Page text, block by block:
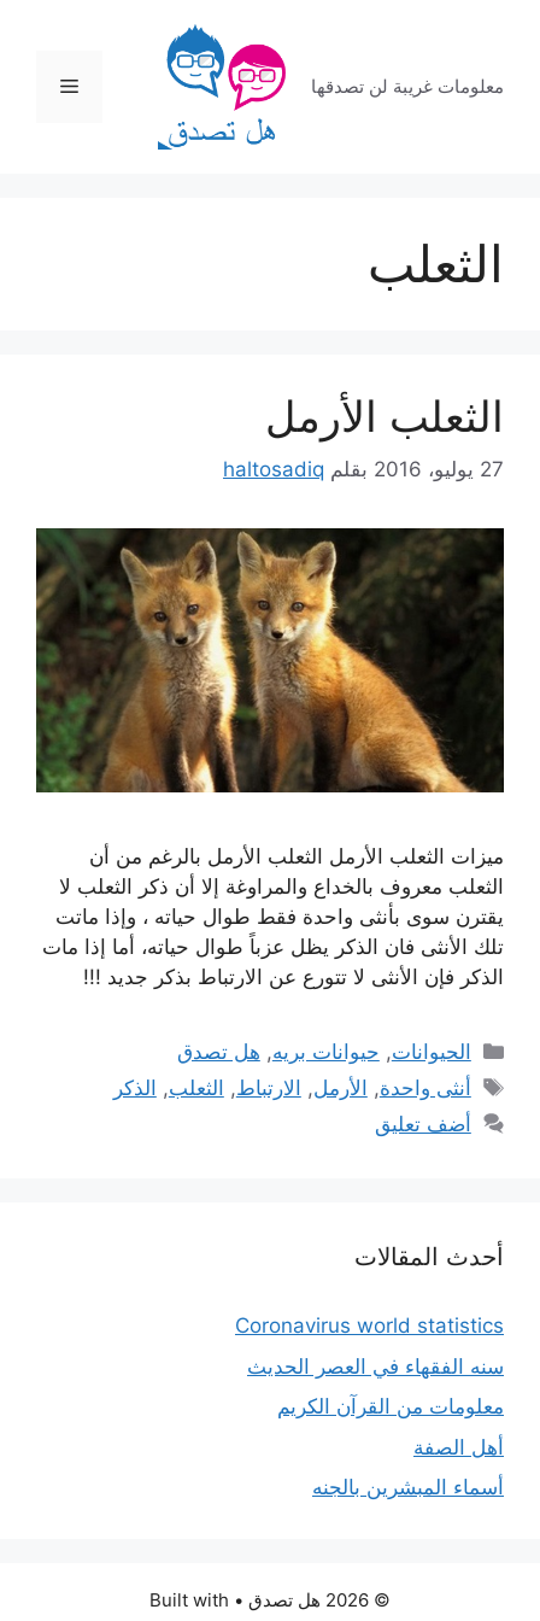
المحتوى
معلومات غريبة لن تصدقها القائمة
الثعلب
الثعلب الأرمل
27 يوليو، 2016 بقلم haltosadiq
ميزات الثعلب الأرمل الثعلب الأرمل بالرغم من أن
الثعلب معروف بالخداع والمراوغة إلا أن ذكر الثعلب لا
يقترن سوى بأنثى واحدة فقط طوال حياته ، وإذا ماتت
تلك الأنثى فان الذكر يظل عزباً طوال حياته، أما إذا مات
الذكر فإن الأنثى لا تتورع عن الارتباط بذكر جديد !!!
التصنيفات
الحيوانات, حيوانات بريه, هل تصدق
الوسوم
أنثى واحدة, الأرمل, الارتباط, الثعلب, الذكر
أضف تعليق
أحدث المقالات
Coronavirus world statistics
سنه الفقهاء في العصر الحديث
معلومات من القرآن الكريم
أهل الصفة
أسماء المبشرين بالجنه
© 2026 هل تصدق • Built with